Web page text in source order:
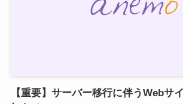
【重要】サーバー移行に伴うWebサ